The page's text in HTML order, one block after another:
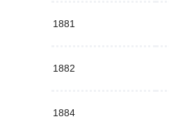
1881
1882
1884